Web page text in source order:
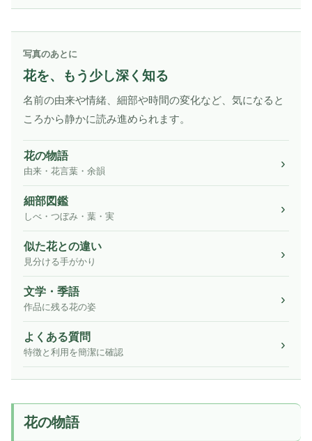
写真のあとに
花を、もう少し深く知る
名前の由来や情緒、細部や時間の変化など、気になると
ころから静かに読み進められます。
花の物語
由来・花言葉・余韻
細部図鑑
しべ・つぼみ・葉・実
似た花との違い
見分ける手がかり
文学・季語
作品に残る花の姿
よくある質問
特徴と利用を簡潔に確認
花の物語